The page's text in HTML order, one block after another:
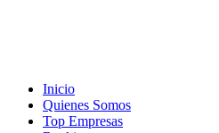
Inicio
Quienes Somos
Top Empresas